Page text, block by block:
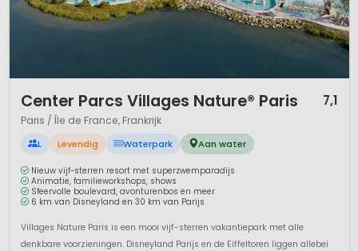
Center Parcs Villages Nature® Paris 7,1
Paris / Île de France, Frankrijk
L Levendig Waterpark Aan water
Nieuw vijf-sterren resort met superzwemparadijs
Animatie, familieworkshops, shows
Sfeervolle boulevard, avonturenbos en meer
6 km van Disneyland en 30 km van Parijs
Villages Nature Paris is een mooi vijf-sterren vakantiepark met alle
denkbare voorzieningen. Disneyland Parijs en de Eiffeltoren liggen allebei